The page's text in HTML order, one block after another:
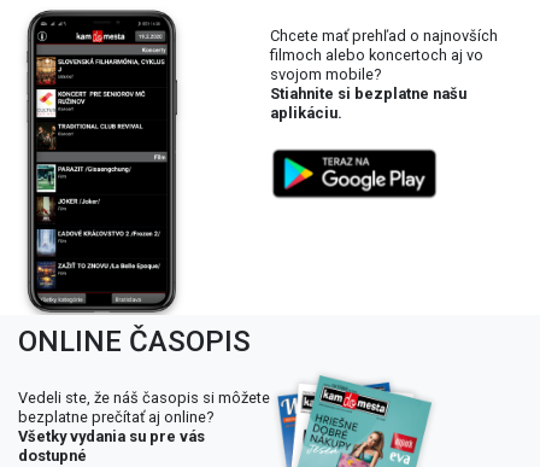
Chcete mať prehľad o najnovších
filmoch alebo koncertoch aj vo
svojom mobile?
Stiahnite si bezplatne našu
aplikáciu.
ONLINE ČASOPIS
Vedeli ste, že náš časopis si môžete
bezplatne prečítať aj online?
Všetky vydania su pre vás
dostupné